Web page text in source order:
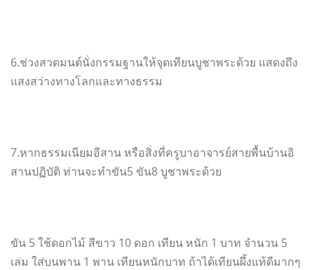
6.ช่วงสวดมนต์นั่งกรรมฐานให้จุดเทียนบูชาพระด้วย แสดงถึง
แสงสว่างทางโลกและทางธรรม
7.หากธรรมเนียมอีสาน หรือสิ่งที่ครูบาอาจารย์สายพื้นบ้านอิ
สานปฏิบัติ ท่านจะทำขัน5 ขัน8 บูชาพระด้วย
ขัน 5 ใช้ดอกไม้ สีขาว 10 ดอก เทียน หนัก 1 บาท จำนวน 5
เล่ม ใส่บนพาน 1 พาน เทียนหนักบาท ถ้าได้เทียนผึ้งแท้ดีมากๆ